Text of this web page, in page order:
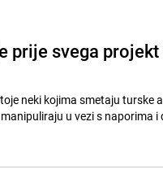
prije svega projekt
neki kojima smetaju turske
u vezi s naporima i